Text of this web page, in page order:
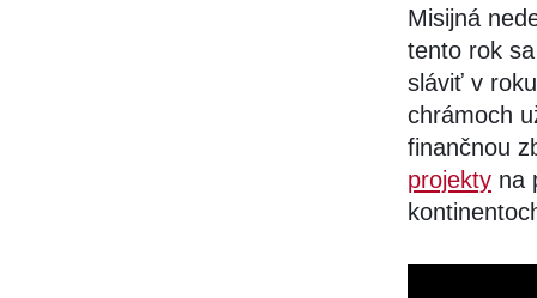
Misijná
tento rok
sláviť v
chrámoch
finančnou
projekty na